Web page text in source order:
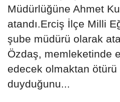
Müdürlüğüne Ahmet
atandı.Erciş İlçe Milli
şube müdürü olarak
Özdaş, memleketinde
edecek olmaktan ötürü
duyduğunu...